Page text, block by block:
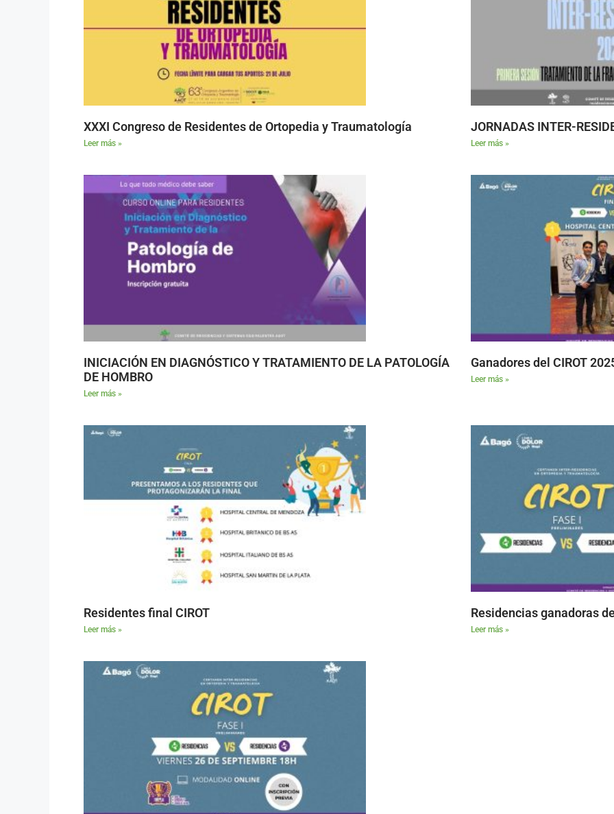
XXXI Congreso de Residentes de Ortopedia y Traumatología
Leer más »
JORNADAS INTER-
Leer más »
INICIACIÓN EN DIAGNÓSTICO Y TRATAMIENTO DE LA PATOLOGÍA
DE HOMBRO
Leer más »
Ganadores del CIROT
Leer más »
Residentes final CIROT
Leer más »
Residencias ganadoras
Leer más »